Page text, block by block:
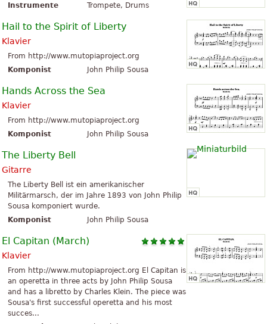
Instrumente
Trompete, Drums
Hail to the Spirit of Liberty
Klavier
From http://www.mutopiaproject.org
Komponist
John Philip Sousa
Hands Across the Sea
Klavier
From http://www.mutopiaproject.org
Komponist
John Philip Sousa
The Liberty Bell
Gitarre
The Liberty Bell ist ein amerikanischer
Militärmarsch, der im Jahre 1893 von John Philip
Sousa komponiert wurde.
Komponist
John Philip Sousa
El Capitan (March)
Klavier
From http://www.mutopiaproject.org El Capitan is
an operetta in three acts by John Philip Sousa
and has a libretto by Charles Klein. The piece was
Sousa's first successful operetta and his most
succes...